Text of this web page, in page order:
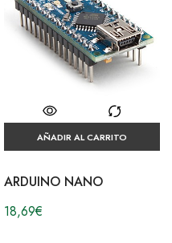
AÑADIR AL CARRITO
ARDUINO NANO
18,69€